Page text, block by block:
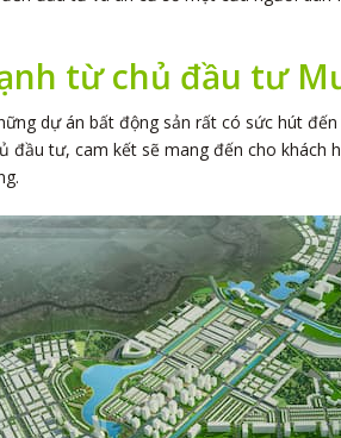
từ chủ đầu tư
dự án bất động sản rất có sức hút
đầu tư, cam kết sẽ mang đến cho khách